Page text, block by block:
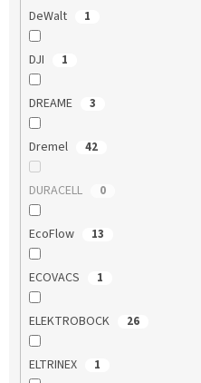
DeWalt 1
DJI 1
DREAME 3
Dremel 42
DURACELL 0
EcoFlow 13
ECOVACS 1
ELEKTROBOCK 26
ELTRINEX 1